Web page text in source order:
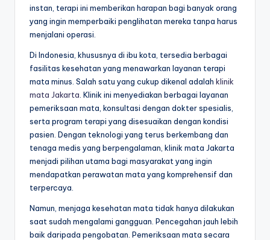
instan, terapi ini memberikan harapan bagi banyak orang
yang ingin memperbaiki penglihatan mereka tanpa harus
menjalani operasi.
Di Indonesia, khususnya di ibu kota, tersedia berbagai
fasilitas kesehatan yang menawarkan layanan terapi
mata minus. Salah satu yang cukup dikenal adalah klinik
mata Jakarta . Klinik ini menyediakan berbagai layanan
pemeriksaan mata, konsultasi dengan dokter spesialis,
serta program terapi yang disesuaikan dengan kondisi
pasien. Dengan teknologi yang terus berkembang dan
tenaga medis yang berpengalaman, klinik mata Jakarta
menjadi pilihan utama bagi masyarakat yang ingin
mendapatkan perawatan mata yang komprehensif dan
terpercaya.
Namun, menjaga kesehatan mata tidak hanya dilakukan
saat sudah mengalami gangguan. Pencegahan jauh lebih
baik daripada pengobatan. Pemeriksaan mata secara